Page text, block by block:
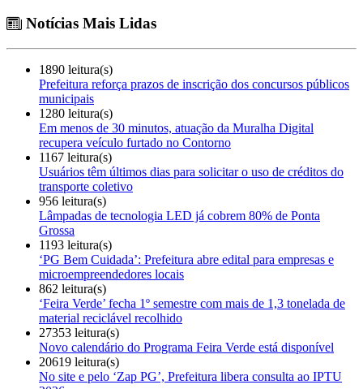
Notícias Mais Lidas
1890 leitura(s)
Prefeitura reforça prazos de inscrição dos concursos públicos
municipais
1280 leitura(s)
Em menos de 30 minutos, atuação da Muralha Digital
recupera veículo furtado no Contorno
1167 leitura(s)
Usuários têm últimos dias para solicitar o uso de créditos do
transporte coletivo
956 leitura(s)
Lâmpadas de tecnologia LED já cobrem 80% de Ponta
Grossa
1193 leitura(s)
‘PG Bem Cuidada’: Prefeitura abre edital para empresas e
microempreendedores locais
862 leitura(s)
‘Feira Verde’ fecha 1º semestre com mais de 1,3 tonelada de
material reciclável recolhido
27353 leitura(s)
Novo calendário do Programa Feira Verde está disponível
20619 leitura(s)
No site e pelo ‘Zap PG’, Prefeitura libera consulta ao IPTU